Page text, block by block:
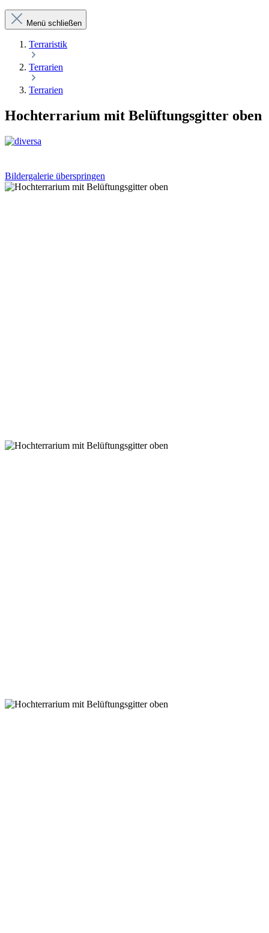
Menü schließen
Terraristik
Terrarien
Terrarien
Hochterrarium mit Belüftungsgitter oben
Bildergalerie überspringen